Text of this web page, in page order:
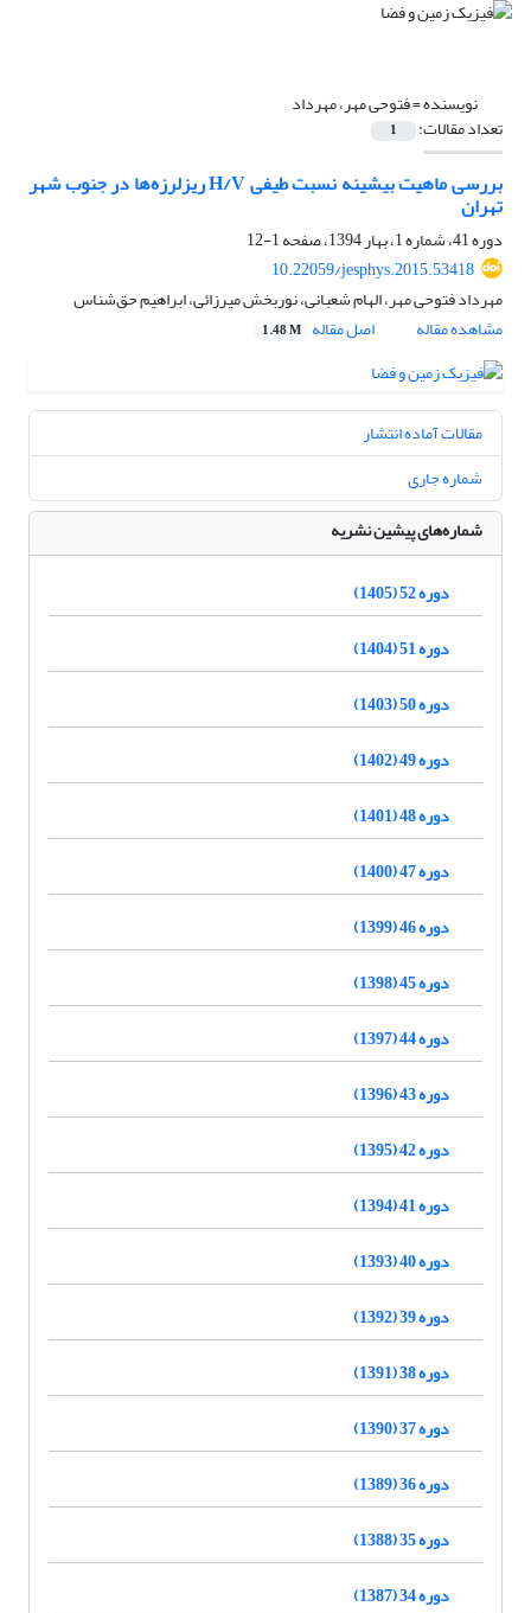
نویسنده =فتوحی مهر، مهرداد
تعداد مقالات: 1
بررسی ماهیت بیشینه نسبت طیفی H/V ریزلرزه‌‌ها در جنوب شهر
تهران
دوره 41، شماره 1، بهار 1394، صفحه
1-12
10.22059/jesphys.2015.53418
مهرداد فتوحی مهر، الهام شعبانی، نوربخش میرزائی، ابراهیم حق‌شناس
مشاهده مقاله
اصل مقاله 1.48 M
مقالات آماده انتشار
شماره جاری
شماره‌های پیشین نشریه
دوره 52 (1405)
دوره 51 (1404)
دوره 50 (1403)
دوره 49 (1402)
دوره 48 (1401)
دوره 47 (1400)
دوره 46 (1399)
دوره 45 (1398)
دوره 44 (1397)
دوره 43 (1396)
دوره 42 (1395)
دوره 41 (1394)
دوره 40 (1393)
دوره 39 (1392)
دوره 38 (1391)
دوره 37 (1390)
دوره 36 (1389)
دوره 35 (1388)
دوره 34 (1387)